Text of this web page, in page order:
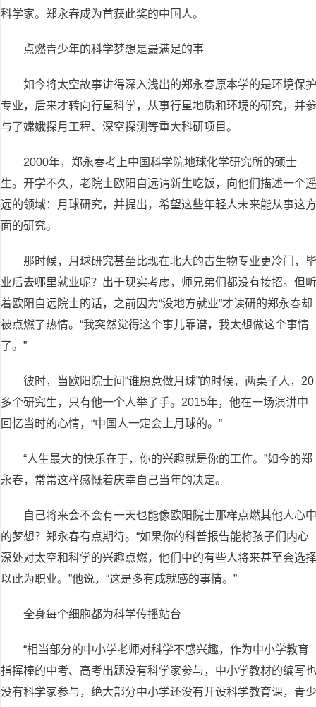
科学家。郑永春成为首获此奖的中国人。
点燃青少年的科学梦想是最满足的事
如今将太空故事讲得深入浅出的郑永春原本学的是环境保护
专业，后来才转向行星科学，从事行星地质和环境的研究，并参
与了嫦娥探月工程、深空探测等重大科研项目。
2000年，郑永春考上中国科学院地球化学研究所的硕士
生。开学不久，老院士欧阳自远请新生吃饭，向他们描述一个遥
远的领域：月球研究，并提出，希望这些年轻人未来能从事这方
面的研究。
那时候，月球研究甚至比现在北大的古生物专业更冷门，毕
业后去哪里就业呢？出于现实考虑，师兄弟们都没有接招。但听
着欧阳自远院士的话，之前因为“没地方就业”才读研的郑永春却
被点燃了热情。“我突然觉得这个事儿靠谱，我太想做这个事情
了。”
彼时，当欧阳院士问“谁愿意做月球”的时候，两桌子人，20
多个研究生，只有他一个人举了手。2015年，他在一场演讲中
回忆当时的心情，“中国人一定会上月球的。”
“人生最大的快乐在于，你的兴趣就是你的工作。”如今的郑
永春，常常这样感慨着庆幸自己当年的决定。
自己将来会不会有一天也能像欧阳院士那样点燃其他人心中
的梦想？郑永春有点期待。“如果你的科普报告能将孩子们内心
深处对太空和科学的兴趣点燃，他们中的有些人将来甚至会选择
以此为职业。”他说，“这是多有成就感的事情。”
全身每个细胞都为科学传播站台
“相当部分的中小学老师对科学不感兴趣，作为中小学教育
指挥棒的中考、高考出题没有科学家参与，中小学教材的编写也
没有科学家参与，绝大部分中小学还没有开设科学教育课，青少